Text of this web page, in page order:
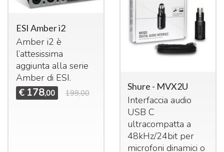
ESI Amber i2
Amber i2 è
l’attesissima
aggiunta alla serie
Amber di ESI.
€ 178,00 199,00
Shure - MVX2U
Interfaccia audio
USB C
ultracompatta a
48kHz/24bit per
microfoni dinamici o